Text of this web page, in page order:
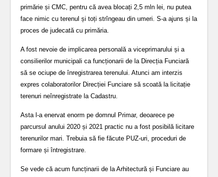
primărie și CMC, pentru că avea blocați 2,5 mln lei, nu putea
face nimic cu terenul și toți strîngeau din umeri. S-a ajuns și la
proces de judecată cu primăria.
A fost nevoie de implicarea personală a viceprimarului și a
consilierilor municipali ca funcționarii de la Direcția Funciară
să se ociupe de înregistrarea terenului. Atunci am interzis
expres colaboratorilor Direcției Funciare să scoată la licitație
terenuri neînregistrate la Cadastru.
Asta l-a enervat enorm pe domnul Primar, deoarece pe
parcursul anului 2020 și 2021 practic nu a fost posibilă licitare
terenurilor mari. Trebuia să fie făcute PUZ-uri, proceduri de
formare și întregistrare.
Se vede că acum funcținarii de la Arhitectură și Funciare au